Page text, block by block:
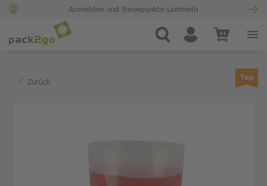
Anmelden und Treuepunkte sammeln
Suche Konto Warenkorb
Zurück Top